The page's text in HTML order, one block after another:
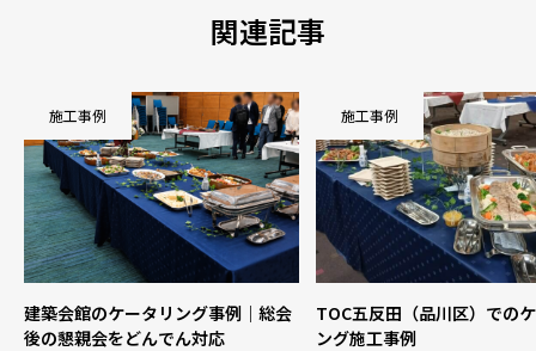
関連記事
TOC五反田（品川区）でのケータリ
ング施工事例
施工事例
明治学院大学のケータリン
海外参加者を迎えた2日間の
施工事例